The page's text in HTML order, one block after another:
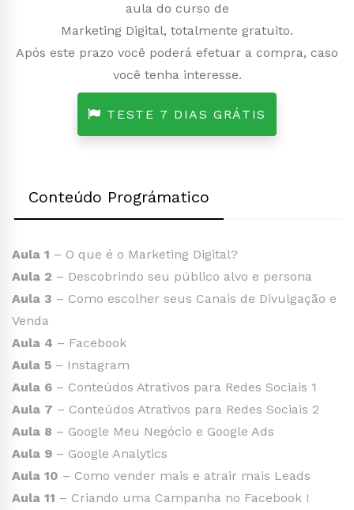
aula do curso de
Marketing Digital, totalmente gratuito.
Após este prazo você poderá efetuar a compra, caso
você tenha interesse.
TESTE 7 DIAS GRÁTIS
Conteúdo Prográmatico
Aula 1 – O que é o Marketing Digital?
Aula 2 – Descobrindo seu público alvo e persona
Aula 3 – Como escolher seus Canais de Divulgação e
Venda
Aula 4 – Facebook
Aula 5 – Instagram
Aula 6 – Conteúdos Atrativos para Redes Sociais 1
Aula 7 – Conteúdos Atrativos para Redes Sociais 2
Aula 8 – Google Meu Negócio e Google Ads
Aula 9 – Google Analytics
Aula 10 – Como vender mais e atrair mais Leads
Aula 11 – Criando uma Campanha no Facebook I